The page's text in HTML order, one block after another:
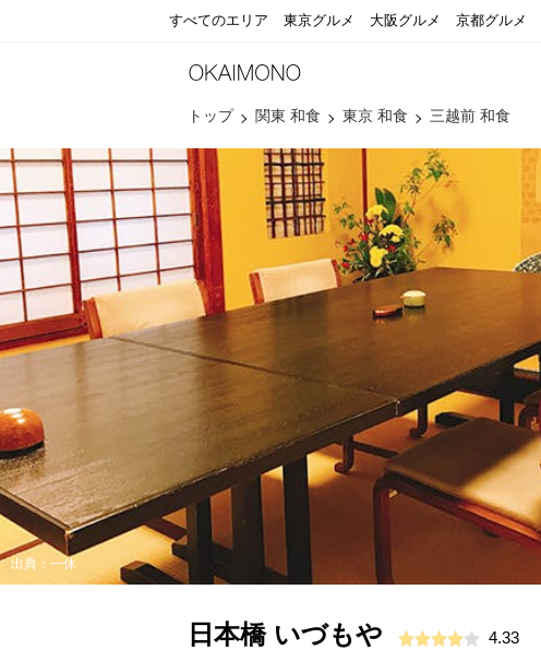
すべてのエリア 東京グルメ 大阪グルメ 京都グルメ
トップ 関東 和食 東京 和食 三越前 和食
出典：一休
日本橋 いづもや 4.33